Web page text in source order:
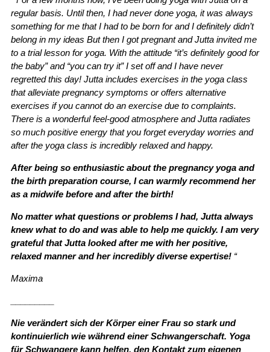
regular basis. Until then, I had never done yoga, it was always
something for me that I had to be born for and I definitely didn’t
belong in my ideas But then I got pregnant and Jutta invited me
to a trial lesson for yoga. With the attitude “it’s definitely good for
the baby” and “you can try it” I set off and I have never
regretted this day! Jutta includes exercises in the yoga class
that alleviate pregnancy symptoms or offers alternative
exercises if you cannot do an exercise due to complaints.
There is a wonderful feel-good atmosphere and Jutta radiates
so much positive energy that you forget everyday worries and
after the yoga class is incredibly relaxed and happy.
After being so enthusiastic about the pregnancy yoga and
the birth preparation course, I can warmly recommend her
as a midwife before and after the birth!
No matter what questions or problems I had, Jutta always
knew what to do and was able to help me quickly. I am very
grateful that Jutta looked after me with her positive,
relaxed manner and her incredibly diverse expertise! “
Maxima
Nie verändert sich der Körper einer Frau so stark und
kontinuierlich wie während einer Schwangerschaft. Yoga
für Schwangere kann helfen, den Kontakt zum eigenen